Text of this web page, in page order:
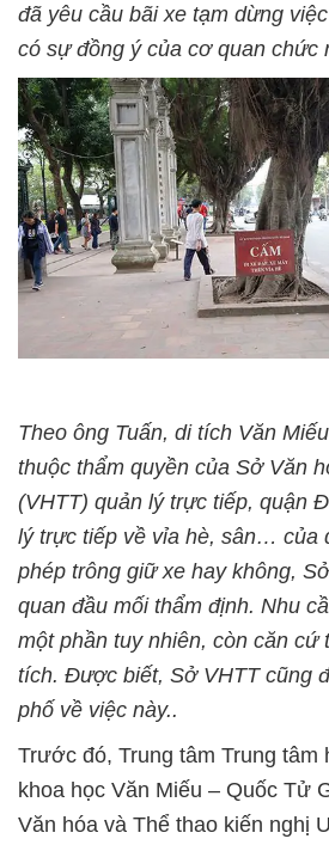
đã yêu cầu bãi xe tạm dừng
có sự đồng ý của cơ quan chức
Theo ông Tuấn, di tích Văn
thuộc thẩm quyền của Sở Văn
(VHTT) quản lý trực tiếp, quận
lý trực tiếp về vỉa hè, sân… của
phép trông giữ xe hay không,
quan đầu mối thẩm định. Nhu
một phần tuy nhiên, còn căn cứ
tích. Được biết, Sở VHTT cũng
phố về việc này..
Trước đó, Trung tâm Trung tâm
khoa học Văn Miếu – Quốc Tử
Văn hóa và Thể thao kiến nghị